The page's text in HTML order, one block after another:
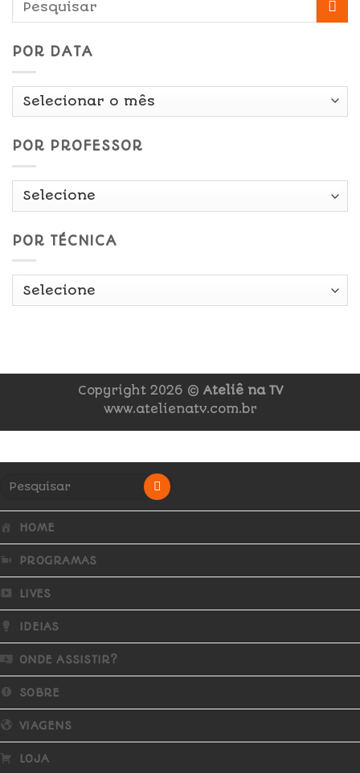
POR DATA
Por
POR PROFESSOR
POR TÉCNICA
Copyright 2026 © Ateliê na TV
www.atelienatv.com.br
HOME
PROGRAMAS
LIVES
IDEIAS
ONDE ASSISTIR?
SOBRE
VIAGENS
LOJA